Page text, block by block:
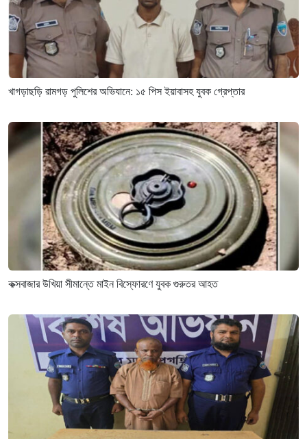
খাগড়াছড়ি রামগড় পুলিশের অভিযানে: ১৫ পিস ইয়াবাসহ যুবক গ্রেপ্তার
কক্সবাজার উখিয়া সীমান্তে মাইন বিস্ফোরণে যুবক গুরুতর আহত